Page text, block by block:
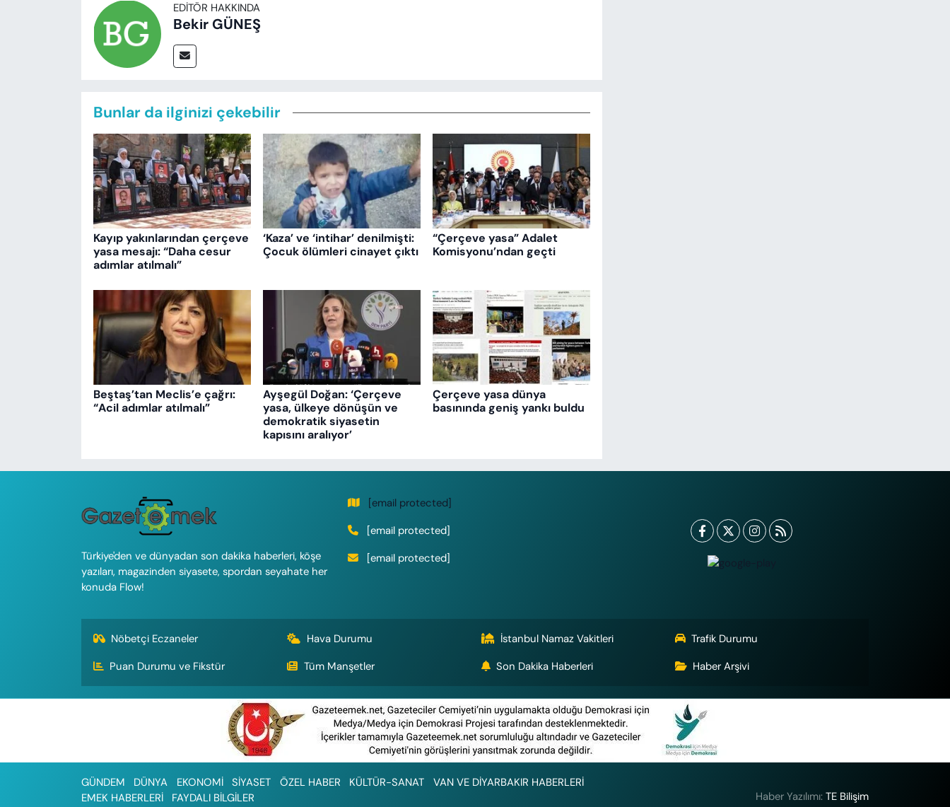
EDITÖR HAKKINDA
Bekir GÜNEŞ
Bunlar da ilginizi çekebilir
Kayıp yakınlarından çerçeve
yasa mesajı: “Daha cesur
adımlar atılmalı”
‘Kaza’ ve ‘intihar’ denilmişti:
Çocuk ölümleri cinayet çıktı
“Çerçeve yasa” Adalet
Komisyonu’ndan geçti
Beştaş’tan Meclis’e çağrı:
“Acil adımlar atılmalı”
Ayşegül Doğan: ‘Çerçeve
yasa, ülkeye dönüşün ve
demokratik siyasetin
kapısını aralıyor’
Çerçeve yasa dünya
basınında geniş yankı buldu
Türkiye'den ve dünyadan son dakika haberleri, köşe
yazıları, magazinden siyasete, spordan seyahate her
konuda Flow!
[email protected]
[email protected]
[email protected]
Nöbetçi Eczaneler Hava Durumu İstanbul Namaz Vakitleri
Trafik Durumu
Puan Durumu ve Fikstür
Tüm Manşetler Son Dakika Haberleri Haber Arşivi
GÜNDEM DÜNYA EKONOMİ SİYASET ÖZEL HABER KÜLTÜR-SANAT
VAN VE DİYARBAKIR HABERLERİ
EMEK HABERLERİ
FAYDALI BİLGİLER Haber Yazılımı:TE Bilişim